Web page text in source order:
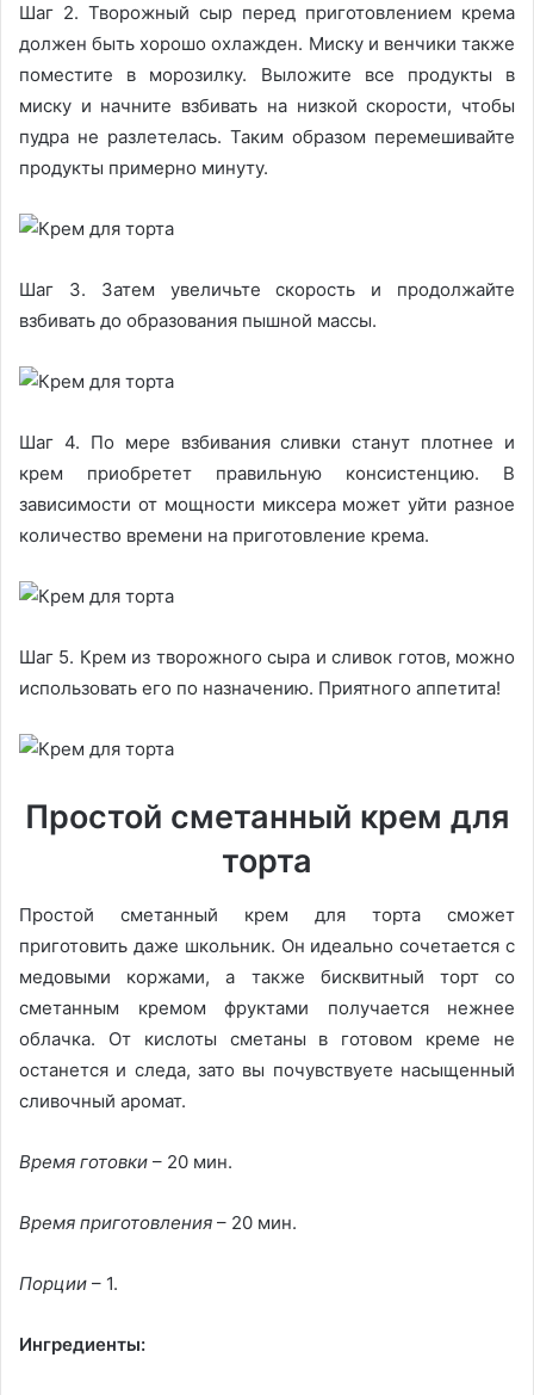
Шаг 2. Творожный сыр перед приготовлением крема
должен быть хорошо охлажден. Миску и венчики также
поместите в морозилку. Выложите все продукты в
миску и начните взбивать на низкой скорости, чтобы
пудра не разлетелась. Таким образом перемешивайте
продукты примерно минуту.
Шаг 3. Затем увеличьте скорость и продолжайте
взбивать до образования пышной массы.
Шаг 4. По мере взбивания сливки станут плотнее и
крем приобретет правильную консистенцию. В
зависимости от мощности миксера может уйти разное
количество времени на приготовление крема.
Шаг 5. Крем из творожного сыра и сливок готов, можно
использовать его по назначению. Приятного аппетита!
Простой сметанный крем для
торта
Простой сметанный крем для торта сможет
приготовить даже школьник. Он идеально сочетается с
медовыми коржами, а также бисквитный торт со
сметанным кремом фруктами получается нежнее
облачка. От кислоты сметаны в готовом креме не
останется и следа, зато вы почувствуете насыщенный
сливочный аромат.
Время готовки – 20 мин.
Время приготовления – 20 мин.
Порции – 1.
Ингредиенты: